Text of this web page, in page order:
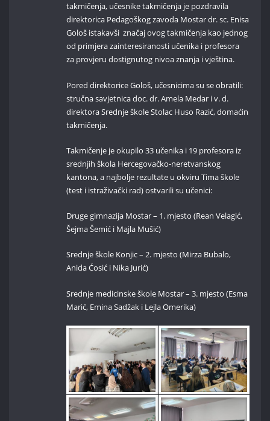
takmičenja, učesnike takmičenja je pozdravila
direktorica Pedagoškog zavoda Mostar dr. sc. Enisa
Gološ istakavši značaj ovog takmičenja kao jednog
od primjera zainteresiranosti učenika i profesora
za provjeru dostignutog nivoa znanja i vještina.
Pored direktorice Gološ, učesnicima su se obratili:
stručna savjetnica doc. dr. Amela Medar i v. d.
direktora Srednje škole Stolac Huso Razić, domaćin
takmičenja.
Takmičenje je okupilo 33 učenika i 19 profesora iz
srednjih škola Hercegovačko-neretvanskog
kantona, a najbolje rezultate u okviru Tima škole
(test i istraživački rad) ostvarili su učenici:
Druge gimnazija Mostar – 1. mjesto (Rean Velagić,
Šejma Šemić i Majla Mušić)
Srednje škole Konjic – 2. mjesto (Mirza Bubalo,
Anida Ćosić i Nika Jurić)
Srednje medicinske škole Mostar – 3. mjesto (Esma
Marić, Emina Sadžak i Lejla Omerika)